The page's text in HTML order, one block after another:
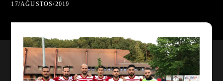
17/AĞUSTOS/2019